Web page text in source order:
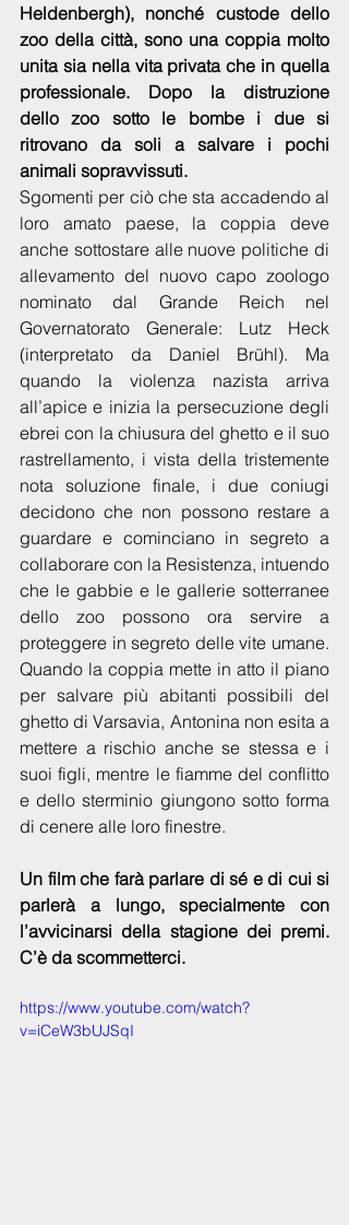
Heldenbergh), nonché custode dello
zoo della città, sono una coppia molto
unita sia nella vita privata che in quella
professionale. Dopo la distruzione
dello zoo sotto le bombe i due si
ritrovano da soli a salvare i pochi
animali sopravvissuti.
Sgomenti per ciò che sta accadendo al
loro amato paese, la coppia deve
anche sottostare alle nuove politiche di
allevamento del nuovo capo zoologo
nominato dal Grande Reich nel
Governatorato Generale: Lutz Heck
(interpretato da Daniel Brühl). Ma
quando la violenza nazista arriva
all’apice e inizia la persecuzione degli
ebrei con la chiusura del ghetto e il suo
rastrellamento, i vista della tristemente
nota soluzione finale, i due coniugi
decidono che non possono restare a
guardare e cominciano in segreto a
collaborare con la Resistenza, intuendo
che le gabbie e le gallerie sotterranee
dello zoo possono ora servire a
proteggere in segreto delle vite umane.
Quando la coppia mette in atto il piano
per salvare più abitanti possibili del
ghetto di Varsavia, Antonina non esita a
mettere a rischio anche se stessa e i
suoi figli, mentre le fiamme del conflitto
e dello sterminio giungono sotto forma
di cenere alle loro finestre.
Un film che farà parlare di sé e di cui si
parlerà a lungo, specialmente con
l’avvicinarsi della stagione dei premi.
C’è da scommetterci.
https://www.youtube.com/watch?
v=iCeW3bUJSqI